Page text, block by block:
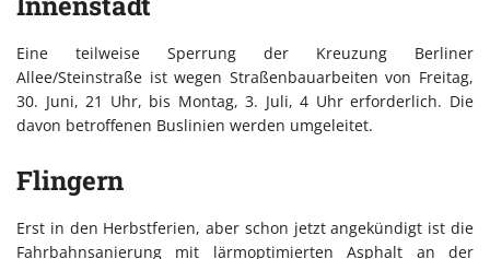
Eine teilweise Sperrung der Kreuzung Berliner
Allee/Steinstraße ist wegen Straßenbauarbeiten von Freitag,
30. Juni, 21 Uhr, bis Montag, 3. Juli, 4 Uhr erforderlich. Die
davon betroffenen Buslinien werden umgeleitet.
Flingern
Erst in den Herbstferien, aber schon jetzt angekündigt ist die
Fahrbahnsanierung mit lärmoptimierten Asphalt an der